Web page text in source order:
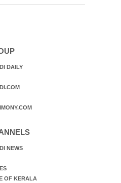
എറണാകുളം
DAILY
NEWS
OF KERALA